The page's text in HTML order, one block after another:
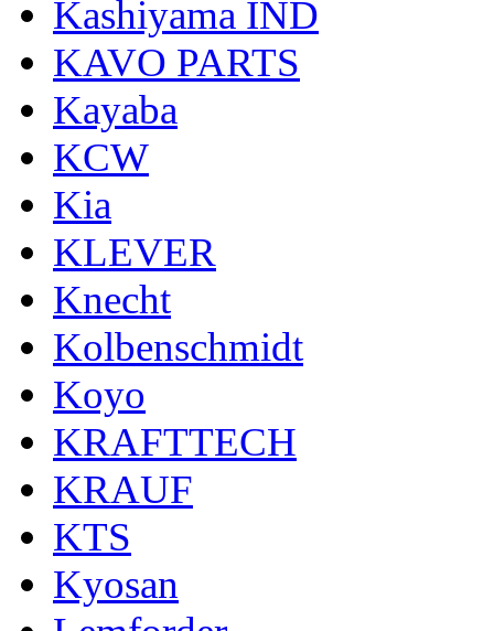
Kashiyama IND
KAVO PARTS
Kayaba
KCW
Kia
KLEVER
Knecht
Kolbenschmidt
Koyo
KRAFTTECH
KRAUF
KTS
Kyosan